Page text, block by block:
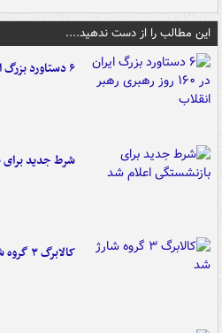
این مطالب را از دست ندهید....
۶ دستاورد بزرگ ایران در ۱۶۰ روز رهبری رهبر انقلاب
شرط جدید برای
کالابرگ ۳ گروه شارژ شد